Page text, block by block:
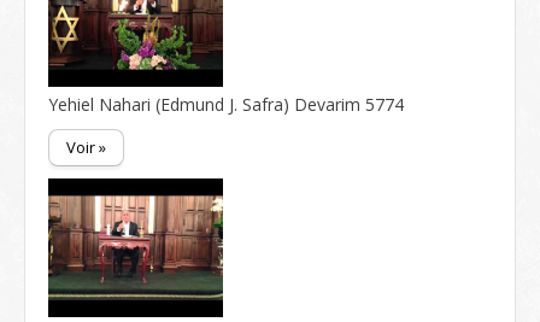
Yehiel Nahari (Edmund J. Safra) Devarim 5774
Voir »